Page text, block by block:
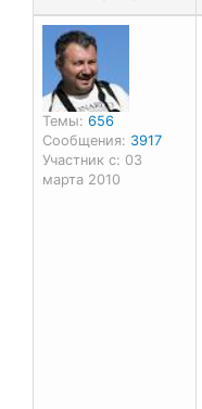
Темы: 656
Сообщения: 3917
Участник с: 03
марта 2010